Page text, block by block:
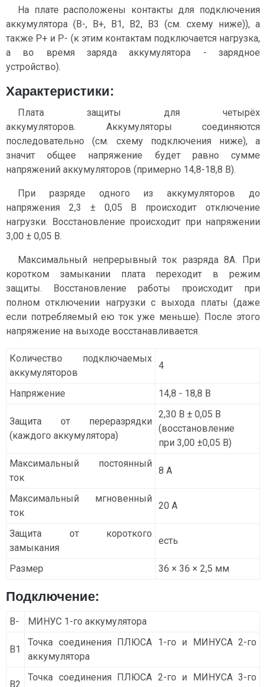
На плате расположены контакты для подключения
аккумулятора (В-, В+, В1, В2, В3 (см. схему ниже)), а
также P+ и P- (к этим контактам подключается нагрузка,
а во время заряда аккумулятора - зарядное
устройство).
Характеристики:
Плата защиты для четырёх
аккумуляторов. Аккумуляторы соединяются
последовательно (см. схему подключения ниже), а
значит общее напряжение будет равно сумме
напряжений аккумуляторов (примерно 14,8-18,8 В).
При разряде одного из аккумуляторов до
напряжения 2,3 ± 0,05 В происходит отключение
нагрузки. Восстановление происходит при напряжении
3,00 ± 0,05 В.
Максимальный непрерывный ток разряда 8А. При
коротком замыкании плата переходит в режим
защиты. Восстановление работы происходит при
полном отключении нагрузки с выхода платы (даже
если потребляемый ею ток уже меньше). После этого
напряжение на выходе восстанавливается.
Количество подключаемых
аккумуляторов
4
Напряжение 14,8 - 18,8 В
Защита от переразрядки
(каждого аккумулятора)
2,30 В ± 0,05 В
(восстановление
при 3,00 ±0,05 В)
Максимальный постоянный
ток
8 А
Максимальный мгновенный
ток
20 А
Защита от короткого
замыкания
есть
Размер 36 × 36 × 2,5 мм
Подключение:
B- МИНУС 1-го аккумулятора
B1
Точка соединения ПЛЮСА 1-го и МИНУСА 2-го
аккумулятора
В2
Точка соединения ПЛЮСА 2-го и МИНУСА 3-го